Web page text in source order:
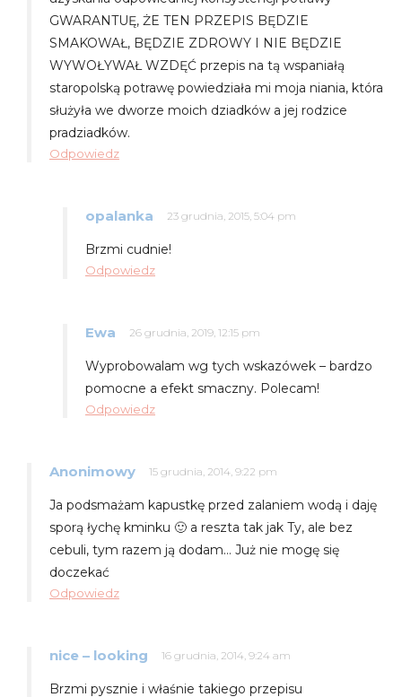
GWARANTUĘ, ŻE TEN PRZEPIS BĘDZIE
SMAKOWAŁ, BĘDZIE ZDROWY I NIE BĘDZIE
WYWOŁYWAŁ WZDĘĆ przepis na tą wspaniałą
staropolską potrawę powiedziała mi moja niania, która
służyła we dworze moich dziadków a jej rodzice
pradziadków.
Odpowiedz
opalanka 23 grudnia, 2015, 5:04 pm
Brzmi cudnie!
Odpowiedz
Ewa 26 grudnia, 2019, 12:15 pm
Wyprobowalam wg tych wskazówek – bardzo
pomocne a efekt smaczny. Polecam!
Odpowiedz
Anonimowy 15 grudnia, 2014, 9:22 pm
Ja podsmażam kapustkę przed zalaniem wodą i daję
sporą łychę kminku 🙂 a reszta tak jak Ty, ale bez
cebuli, tym razem ją dodam… Już nie mogę się
doczekać
Odpowiedz
nice – looking 16 grudnia, 2014, 9:24 am
Brzmi pysznie i właśnie takiego przepisu